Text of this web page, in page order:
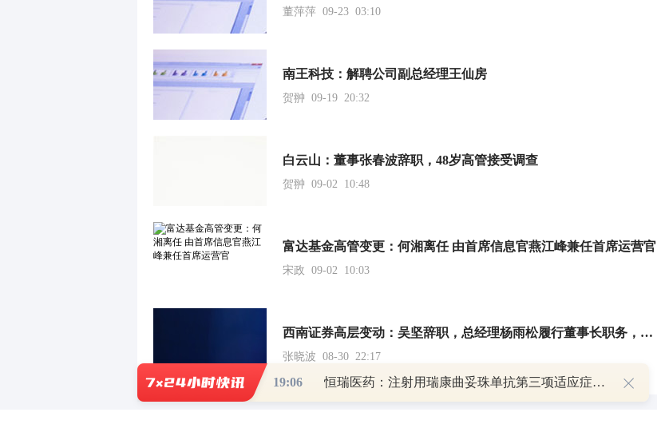
董萍萍 09-23 03:10
南王科技：解聘公司副总经理王仙房
贺翀 09-19 20:32
白云山：董事张春波辞职，48岁高管接受调查
贺翀 09-02 10:48
富达基金高管变更：何湘离任 由首席信息官燕江峰兼任首席运营官
宋政 09-02 10:03
西南证券高层变动：吴坚辞职，总经理杨雨松履行董事长职务，张序新晋副总
张晓波 08-30 22:17
19:06 恒瑞医药：注射用瑞康曲妥珠单抗第三项适应症获批上市